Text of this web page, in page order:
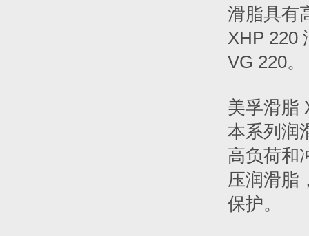
滑脂具有
XHP 220
VG 220。
美孚滑脂
本系列润
高负荷和
压润滑脂
保护。